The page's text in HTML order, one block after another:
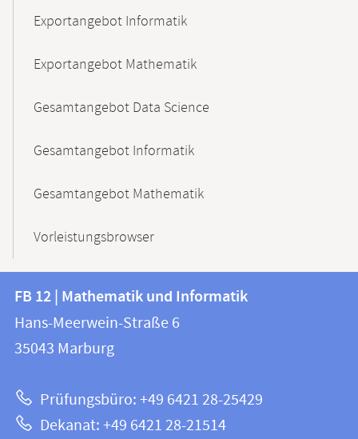
Exportangebot Informatik
Exportangebot Mathematik
Gesamtangebot Data Science
Gesamtangebot Informatik
Gesamtangebot Mathematik
Vorleistungsbrowser
Kontakt
und
Informationen
Website
FB
12
|
und
Informatik
FB 12 | Mathematik und Informatik
Hans-Meerwein-Straße 6
35043 Marburg
Prüfungsbüro: +49 6421 28-25429
Dekanat: +49 6421 28-21514